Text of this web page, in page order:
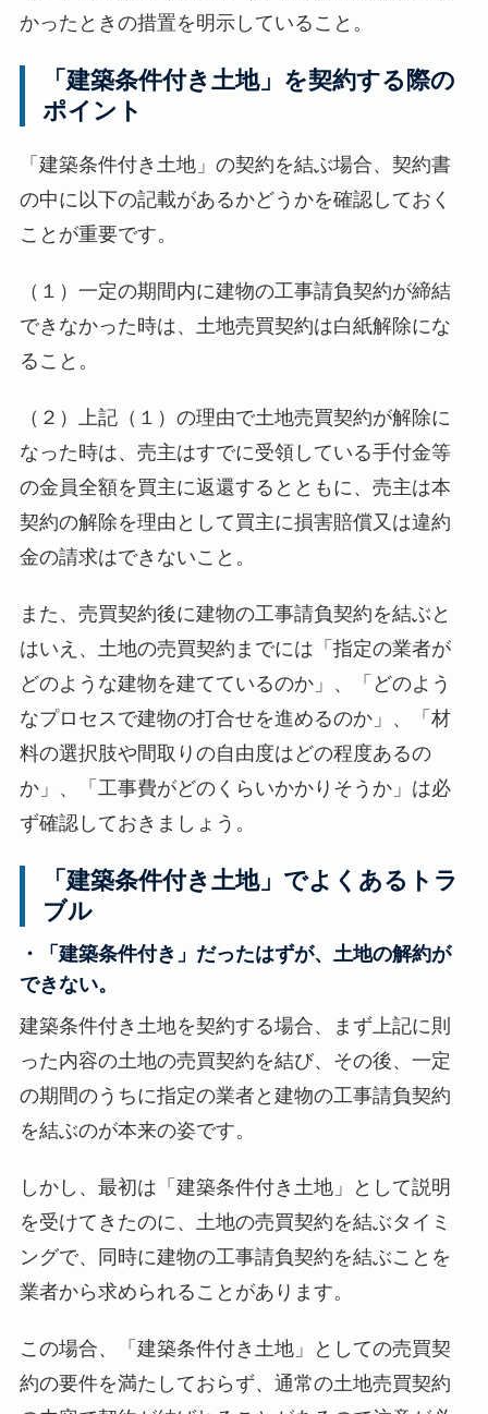
かったときの措置を明示していること。
「建築条件付き土地」を契約する際の
ポイント
「建築条件付き土地」の契約を結ぶ場合、契約書
の中に以下の記載があるかどうかを確認しておく
ことが重要です。
（１）一定の期間内に建物の工事請負契約が締結
できなかった時は、土地売買契約は白紙解除にな
ること。
（２）上記（１）の理由で土地売買契約が解除に
なった時は、売主はすでに受領している手付金等
の金員全額を買主に返還するとともに、売主は本
契約の解除を理由として買主に損害賠償又は違約
金の請求はできないこと。
また、売買契約後に建物の工事請負契約を結ぶと
はいえ、土地の売買契約までには「指定の業者が
どのような建物を建てているのか」、「どのよう
なプロセスで建物の打合せを進めるのか」、「材
料の選択肢や間取りの自由度はどの程度あるの
か」、「工事費がどのくらいかかりそうか」は必
ず確認しておきましょう。
「建築条件付き土地」でよくあるトラ
ブル
・「建築条件付き」だったはずが、土地の解約が
できない。
建築条件付き土地を契約する場合、まず上記に則
った内容の土地の売買契約を結び、その後、一定
の期間のうちに指定の業者と建物の工事請負契約
を結ぶのが本来の姿です。
しかし、最初は「建築条件付き土地」として説明
を受けてきたのに、土地の売買契約を結ぶタイミ
ングで、同時に建物の工事請負契約を結ぶことを
業者から求められることがあります。
この場合、「建築条件付き土地」としての売買契
約の要件を満たしておらず、通常の土地売買契約